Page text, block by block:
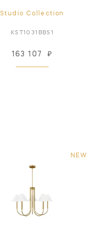
Studio Collection
KST1031BBS1
163 107 ₽
NEW